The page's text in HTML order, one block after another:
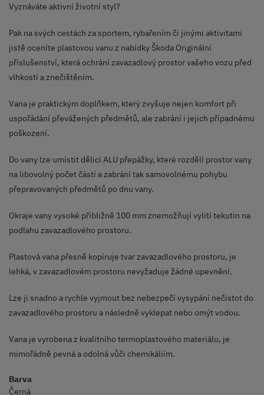
Vyznáváte aktivní životní styl?
Pak na svých cestách za sportem, rybařením či jinými aktivitami
jistě oceníte plastovou vanu z nabídky Škoda Originální
příslušenství, která ochrání zavazadlový prostor vašeho vozu před
vlhkostí a znečištěním.
Vana je praktickým doplňkem, který zvyšuje nejen komfort při
uspořádání převážených předmětů, ale zabrání i jejich případnému
poškození.
Do vany lze umístit dělicí ALU přepážky, které rozdělí prostor vany
na libovolný počet částí a zabrání tak samovolnému pohybu
přepravovaných předmětů po dnu vany.
Okraje vany vysoké přibližně 100 mm znemožňují vylití tekutin na
podlahu zavazadlového prostoru.
Plastová vana přesně kopíruje tvar zavazadlového prostoru, je
lehká, v zavazadlovém prostoru nevyžaduje žádné upevnění.
Lze ji snadno a rychle vyjmout bez nebezpečí vysypání nečistot do
zavazadlového prostoru a následně vyklepat nebo omýt vodou.
Vana je vyrobena z kvalitního termoplastového materiálu, je
mimořádně pevná a odolná vůči chemikáliím.
Barva
Černá